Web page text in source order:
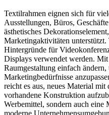
Textilrahmen eignen sich für
Ausstellungen, Büros,
ästhetisches
Marketingaktivitäten
Hintergründe für
Displays verwendet werden.
Raumgestaltung einfach
Marketingbedürfnisse
reicht es aus, neues Material
vorhandene Konstruktion
Werbemittel, sondern auch